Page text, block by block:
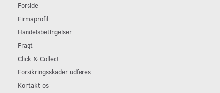
Forside
Firmaprofil
Handelsbetingelser
Fragt
Click & Collect
Forsikringsskader udføres
Kontakt os